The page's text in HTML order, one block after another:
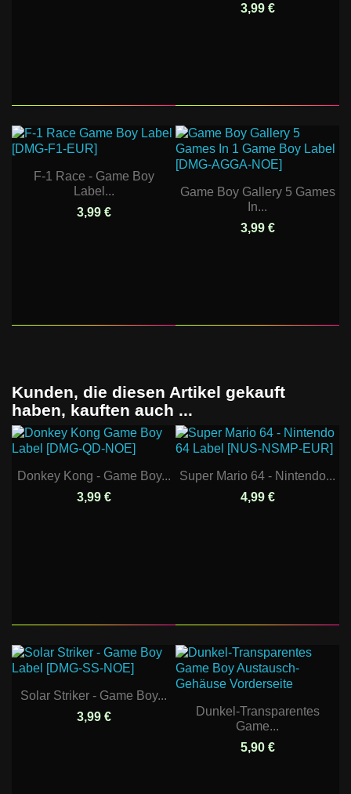
3,99 €
F-1 Race - Game Boy
Label...
3,99 €
Game Boy Gallery 5 Games
In...
3,99 €
Kunden, die diesen Artikel gekauft
haben, kauften auch ...
Donkey Kong - Game Boy...
3,99 €
Super Mario 64 - Nintendo...
4,99 €
Solar Striker - Game Boy...
3,99 €
Dunkel-Transparentes
Game...
5,90 €